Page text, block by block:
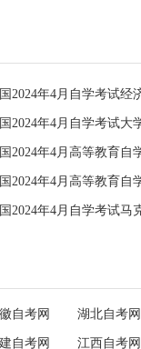
2024年4月自学考试大
2024年4月高等教育自
2024年4月高等教育自
2024年4月自学考试马
自考网 湖北自考网
自考网 江西自考网